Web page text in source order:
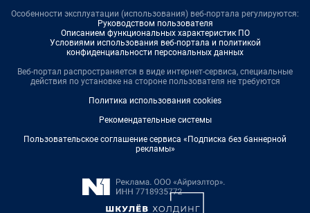
Особенности эксплуатации (использования) веб-портала регулируются:
Руководством пользователя
Описанием функциональных характеристик ПО
Условиями использования веб-портала и политикой
конфиденциальности персональных данных
Веб-портал распространяется в виде интернет-сервиса, специальные
действия по установке на стороне пользователя не требуются
Политика использования cookies
Рекомендательные системы
Пользовательское соглашение сервиса «Подписка без баннерной
рекламы»